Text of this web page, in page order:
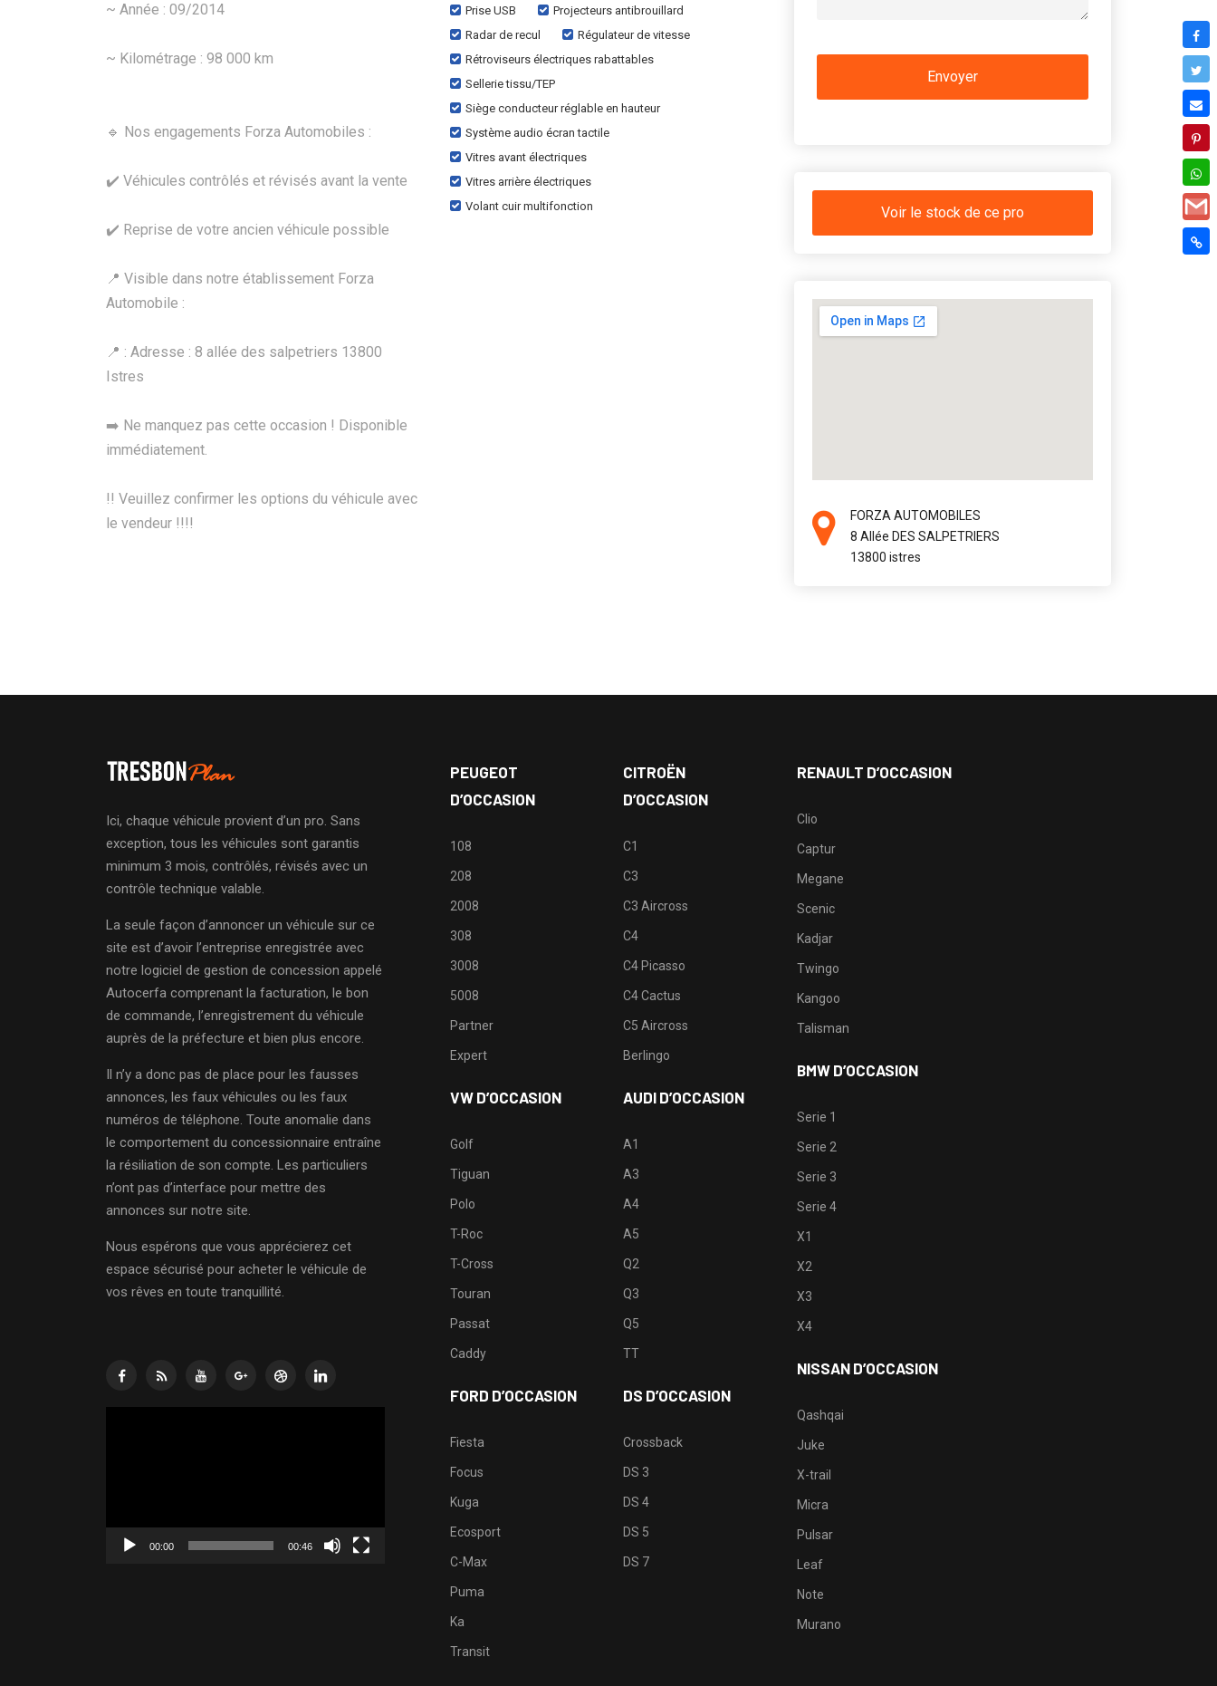
~ Année : 09/2014
~ Kilométrage : 98 000 km
🔹 Nos engagements Forza Automobiles :
✔️ Véhicules contrôlés et révisés avant la vente
✔️ Reprise de votre ancien véhicule possible
📍 Visible dans notre établissement Forza
Automobile :
📍 : Adresse : 8 allée des salpetriers 13800
Istres
➡️ Ne manquez pas cette occasion ! Disponible
immédiatement.
!! Veuillez confirmer les options du véhicule avec
le vendeur !!!!
Prise USB
Projecteurs antibrouillard
Radar de recul
Régulateur de vitesse
Rétroviseurs électriques rabattables
Sellerie tissu/TEP
Siège conducteur réglable en hauteur
Système audio écran tactile
Vitres avant électriques
Vitres arrière électriques
Volant cuir multifonction
Voir le stock de ce pro
FORZA AUTOMOBILES
8 Allée DES SALPETRIERS
13800 istres
Ici, chaque véhicule provient d’un pro. Sans
exception, tous les véhicules sont garantis
minimum 3 mois, contrôlés, révisés avec un
contrôle technique valable.
La seule façon d’annoncer un véhicule sur ce
site est d’avoir l’entreprise enregistrée avec
notre logiciel de gestion de concession appelé
Autocerfa comprenant la facturation, le bon
de commande, l’enregistrement du véhicule
auprès de la préfecture et bien plus encore.
Il n’y a donc pas de place pour les fausses
annonces, les faux véhicules ou les faux
numéros de téléphone. Toute anomalie dans
le comportement du concessionnaire entraîne
la résiliation de son compte. Les particuliers
n’ont pas d’interface pour mettre des
annonces sur notre site.
Nous espérons que vous apprécierez cet
espace sécurisé pour acheter le véhicule de
vos rêves en toute tranquillité.
00:00 00:46
PEUGEOT
D’OCCASION
108
208
2008
308
3008
5008
Partner
Expert
VW D’OCCASION
Golf
Tiguan
Polo
T-Roc
T-Cross
Touran
Passat
Caddy
FORD D’OCCASION
Fiesta
Focus
Kuga
Ecosport
C-Max
Puma
Ka
Transit
CITROËN
D’OCCASION
C1
C3
C3 Aircross
C4
C4 Picasso
C4 Cactus
C5 Aircross
Berlingo
AUDI D’OCCASION
A1
A3
A4
A5
Q2
Q3
Q5
TT
DS D’OCCASION
Crossback
DS 3
DS 4
DS 5
DS 7
RENAULT D’OCCASION
Clio
Captur
Megane
Scenic
Kadjar
Twingo
Kangoo
Talisman
BMW D’OCCASION
Serie 1
Serie 2
Serie 3
Serie 4
X1
X2
X3
X4
NISSAN D’OCCASION
Qashqai
Juke
X-trail
Micra
Pulsar
Leaf
Note
Murano